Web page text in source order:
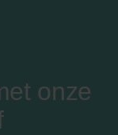
onze